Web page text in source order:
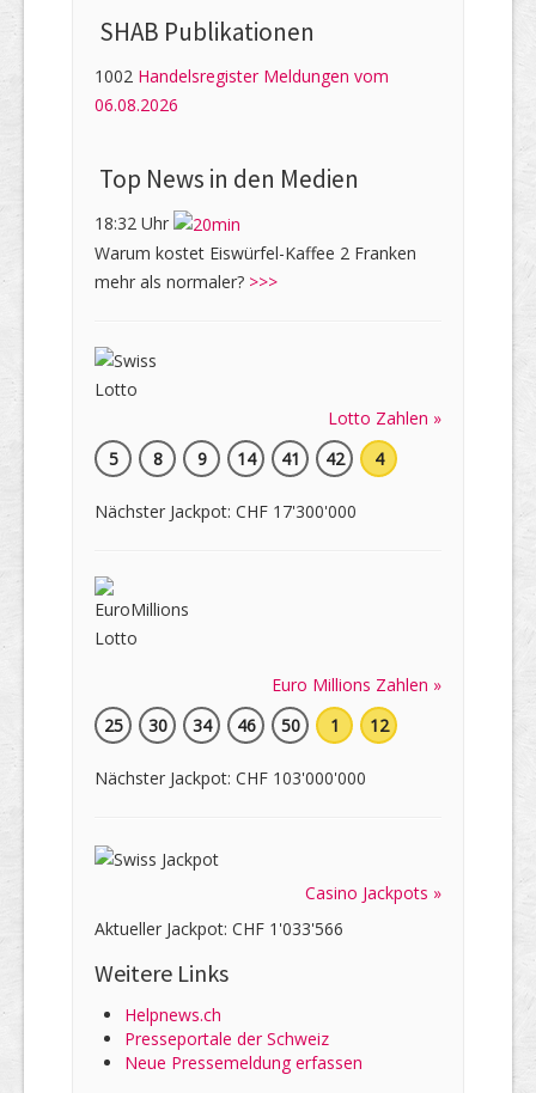
SHAB Publi­kati­onen
1002 Handelsregister Meldungen vom
06.08.2026
Top News in den Medien
18:32 Uhr
Warum kostet Eiswürfel-Kaffee 2 Franken
mehr als normaler? >>>
Lotto Zahlen »
5
8 9 14 41 42 4
Nächster Jackpot: CHF 17'300'000
Euro Millions Zahlen »
25
30 34 46 50 1 12
Nächster Jackpot: CHF 103'000'000
Casino Jackpots »
Aktueller Jackpot: CHF 1'033'566
Weitere Links
Helpnews.ch
Presseportale der Schweiz
Neue Pressemeldung erfassen